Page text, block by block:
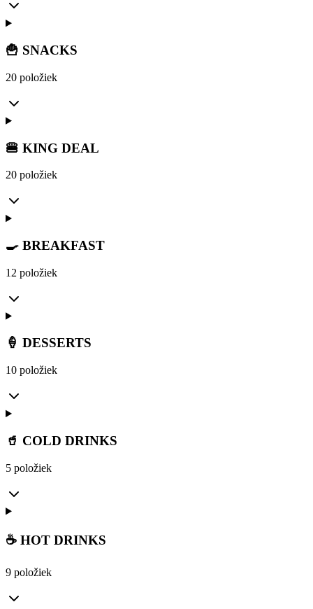
🍟 SNACKS
20 položiek
🍔 KING DEAL
20 položiek
🍳 BREAKFAST
12 položiek
🍦 DESSERTS
10 položiek
🥤 COLD DRINKS
5 položiek
☕ HOT DRINKS
9 položiek